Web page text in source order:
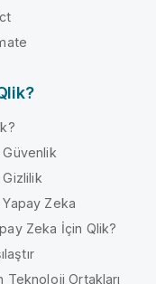
Zeka
Zeka İçin Qlik?
Teknoloji Ortakları